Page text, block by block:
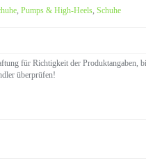
, Pumps & High-Heels, Schuhe
für Richtigkeit der Produktangaben,
überprüfen!